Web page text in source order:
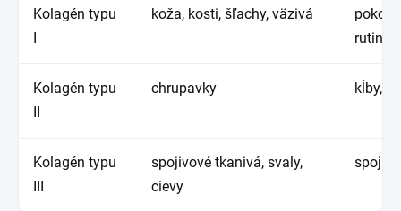
Kolagén typu
koža, kosti, šľachy, väzivá
rutina
Kolagén typu
chrupavky kĺby,
Kolagén typu
spojivové tkanivá, svaly,
cievy